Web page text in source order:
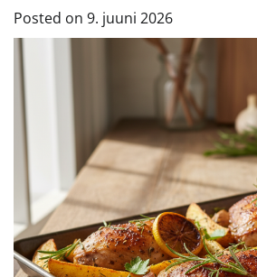
Posted on 9. juuni 2026